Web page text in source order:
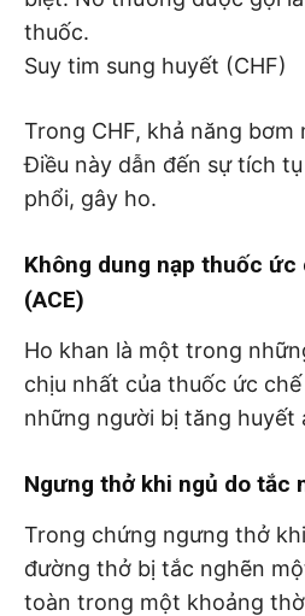
thuốc.
Suy tim sung huyết (CHF)
Trong CHF, khả năng bơm
Điều này dẫn đến sự tích
phổi, gây ho.
Không dung nạp thuốc ức
(ACE)
Ho khan là một trong
chịu nhất của thuốc ức
những người bị tăng huyết
Ngưng thở khi ngủ do tắc
Trong chứng ngưng thở
đường thở bị tắc nghẽn
toàn trong một khoảng